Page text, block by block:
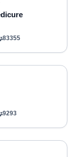
83355
9293